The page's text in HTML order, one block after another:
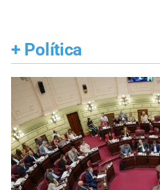
+ Política